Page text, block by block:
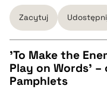
pobierz cytat
BIBTEX
pobierz cytat
Zacytuj
CZYSTY TEKST
'To Make the
Play on Words' –
Pamphlets